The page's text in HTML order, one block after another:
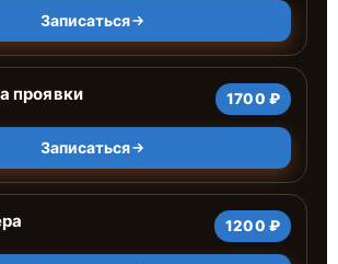
Записаться
проявки 1700 ₽
Записаться
1200 ₽